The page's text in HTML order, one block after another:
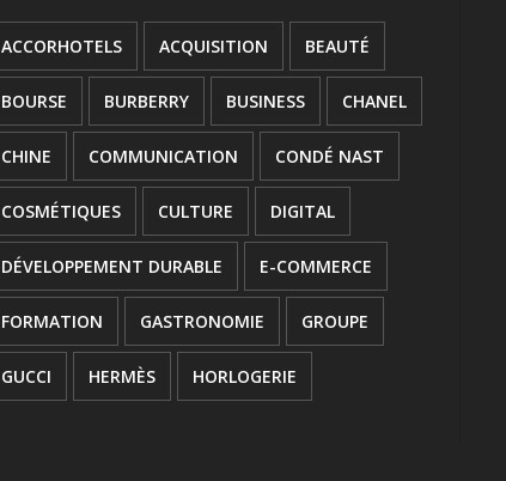
ACCORHOTELS ACQUISITION BEAUTÉ
BOURSE BURBERRY BUSINESS CHANEL
CHINE COMMUNICATION CONDÉ NAST
COSMÉTIQUES CULTURE DIGITAL
DÉVELOPPEMENT DURABLE E-COMMERCE
FORMATION GASTRONOMIE GROUPE
GUCCI HERMÈS HORLOGERIE